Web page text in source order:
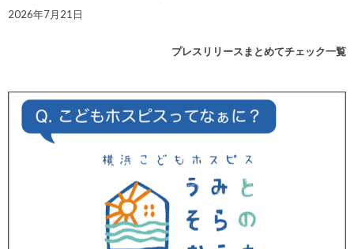
2026年7月21日
プレスリリースまとめてチェック一覧